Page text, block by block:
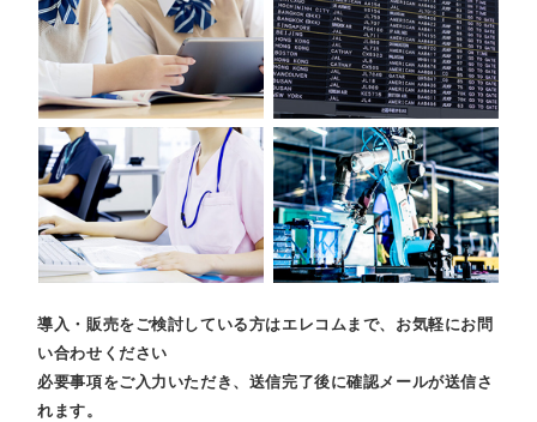
導入・販売をご検討している方はエレコムまで、お気軽にお問
い合わせください
必要事項をご入力いただき、送信完了後に確認メールが送信さ
れます。